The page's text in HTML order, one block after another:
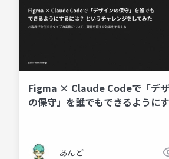
Figma × Claude Codeで「デ
の保守」を誰でもできるように
あんど